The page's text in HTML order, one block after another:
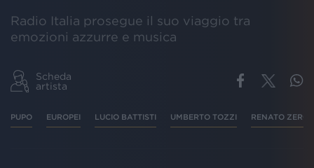
Radio Italia prosegue il suo viaggio tra
emozioni azzurre e musica
Scheda
artista
PUPO EUROPEI LUCIO BATTISTI UMBERTO TOZZI RENATO ZERO